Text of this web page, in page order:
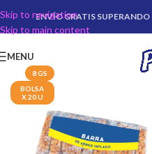
Skip to navigation
Skip to main content
ENVÍO GRATIS
MENU
8 GS
BOLSA
X 20 U